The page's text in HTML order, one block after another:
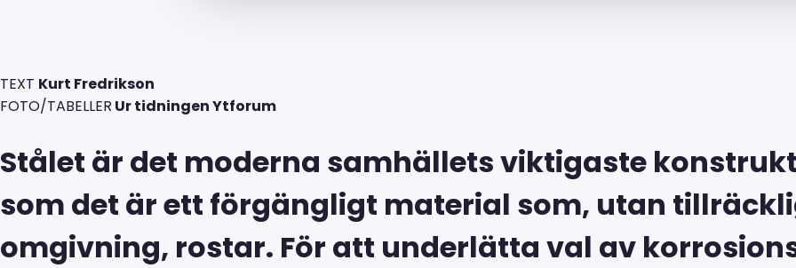
TEXT Kurt Fredrikson
FOTO/TABELLER Ur tidningen Ytforum
Stålet är det moderna samhällets viktigaste
som det är ett förgängligt material som, utan
omgivning, rostar. För att underlätta val av